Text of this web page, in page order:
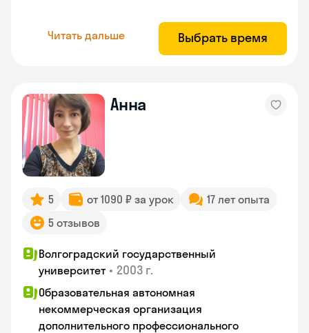
Читать дальше Выбрать время
Анна
5 от 1090 ₽ за урок
17 лет опыта
5 отзывов
Волгоградский государственный
университет • 2003 г.
Образовательная автономная
некоммерческая организация
дополнительного профессионального